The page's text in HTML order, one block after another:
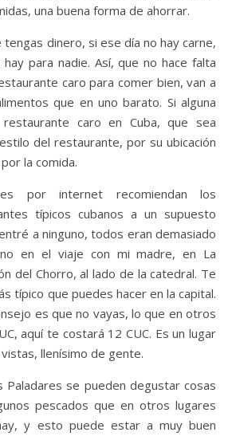
una buena forma de ahorrar.
tengas dinero, si ese día no hay carne,
para nadie. Así, que no hace falta
caro para comer bien, van a
que en uno barato. Si alguna
caro en Cuba, que sea
del restaurante, por su ubicación
la comida.
por internet recomiendan los
típicos cubanos a un supuesto
a ninguno, todos eran demasiado
en el viaje con mi madre, en La
del Chorro, al lado de la catedral. Te
típico que puedes hacer en la capital.
es que no vayas, lo que en otros
aquí te costará 12 CUC. Es un lugar
llenísimo de gente.
Paladares se pueden degustar cosas
pescados que en otros lugares
y esto puede estar a muy buen